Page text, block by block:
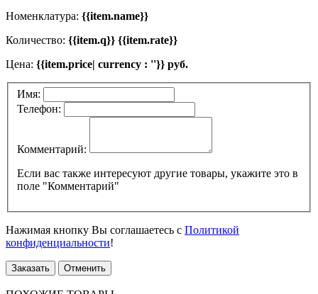
Номенклатура: {{item.name}}
Количество: {{item.q}} {{item.rate}}
Цена: {{item.price| currency : ''}} руб.
Имя:
Телефон:
Комментарий:
Если вас также интересуют другие товары, укажите это в
поле "Комментарий"
Нажимая кнопку Вы соглашаетесь с Политикой
конфиденциальности!
Заказать Отменить